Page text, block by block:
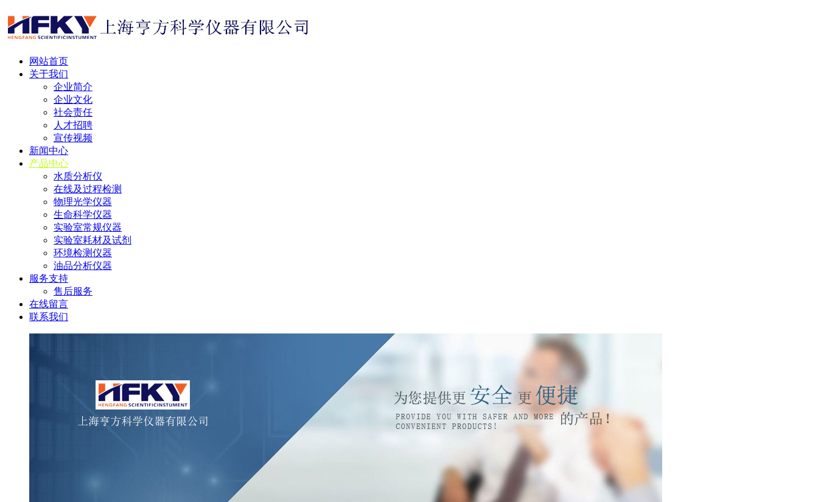
网站首页
关于我们
企业简介
企业文化
社会责任
人才招聘
宣传视频
新闻中心
产品中心
水质分析仪
在线及过程检测
物理光学仪器
生命科学仪器
实验室常规仪器
实验室耗材及试剂
环境检测仪器
油品分析仪器
服务支持
售后服务
在线留言
联系我们